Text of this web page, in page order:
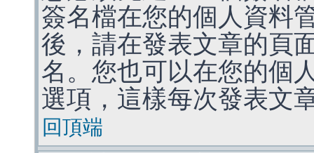
簽名檔在您的個人資料
後，請在發表文章的頁
名。您也可以在您的個
選項，這樣每次發表文
回頂端